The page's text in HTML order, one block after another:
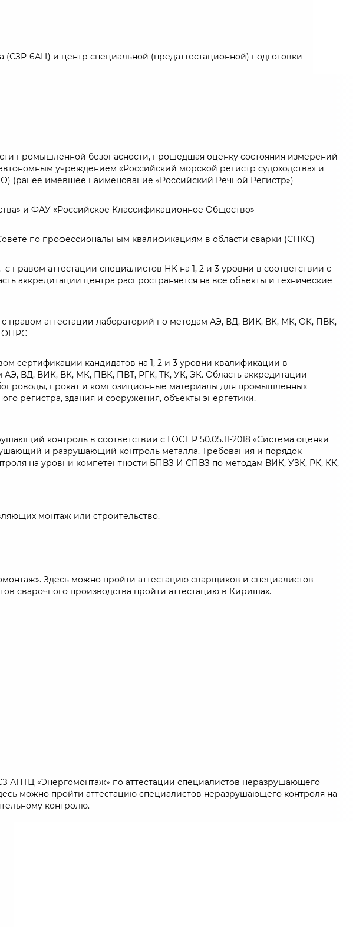
6АЦ) и центр специальной (предаттестационной) подготовки
промышленной безопасности, прошедшая оценку состояния измерений
учреждением «Российский морской регистр судоходства» и
(ранее имевшее наименование «Российский Речной Регистр»)
и ФАУ «Российское Классификационное Общество»
по профессиональным квалификациям в области сварки (СПКС)
аттестации специалистов НК на 1, 2 и 3 уровни в соответствии с
центра распространяется на все объекты и технические
правом аттестации лабораторий по методам АЭ, ВД, ВИК, ВК, МК, ОК, ПВК,
ОПРС
сертификации кандидатов на 1, 2 и 3 уровни квалификации в
ВД, ВИК, ВК, МК, ПВК, ПВТ, РГК, ТК, УК, ЭК. Область аккредитации
прокат и композиционные материалы для промышленных
регистра, здания и сооружения, объекты энергетики,
контроль в соответствии с ГОСТ Р 50.05.11-2018 «Система оценки
и разрушающий контроль металла. Требования и порядок
на уровни компетентности БПВЗ И СПВЗ по методам ВИК, УЗК, РК, КК,
монтаж или строительство.
Здесь можно пройти аттестацию сварщиков и специалистов
сварочного производства пройти аттестацию в Киришах.
АНТЦ «Энергомонтаж» по аттестации специалистов неразрушающего
можно пройти аттестацию специалистов неразрушающего контроля на
контролю.